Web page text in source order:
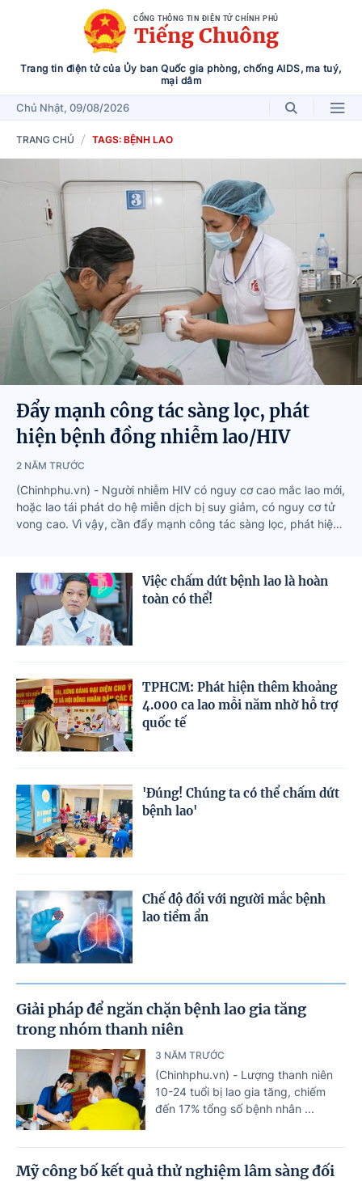
CỔNG THÔNG TIN ĐIỆN TỬ CHÍNH PHỦ
Tiếng Chuông
Trang tin điện tử của Ủy ban Quốc gia phòng, chống AIDS, ma tuý,
mại dâm
Chủ Nhật, 09/08/2026
TRANG CHỦ TAGS: BỆNH LAO
Đẩy mạnh công tác sàng lọc, phát
hiện bệnh đồng nhiễm lao/HIV
2 NĂM TRƯỚC
(Chinhphu.vn) - Người nhiễm HIV có nguy cơ cao mắc lao mới,
hoặc lao tái phát do hệ miễn dịch bị suy giảm, có nguy cơ tử
vong cao. Vì vậy, cần đẩy mạnh công tác sàng lọc, phát hiện
Việc chấm dứt bệnh lao là hoàn
toàn có thể!
TPHCM: Phát hiện thêm khoảng
4.000 ca lao mỗi năm nhờ hỗ trợ
quốc tế
'Đúng! Chúng ta có thể chấm dứt
bệnh lao'
Chế độ đối với người mắc bệnh
lao tiềm ẩn
Giải pháp để ngăn chặn bệnh lao gia tăng
trong nhóm thanh niên
3 NĂM TRƯỚC
(Chinhphu.vn) - Lượng thanh niên
10-24 tuổi bị lao gia tăng, chiếm
đến 17% tổng số bệnh nhân ...
Mỹ công bố kết quả thử nghiệm lâm sàng đối